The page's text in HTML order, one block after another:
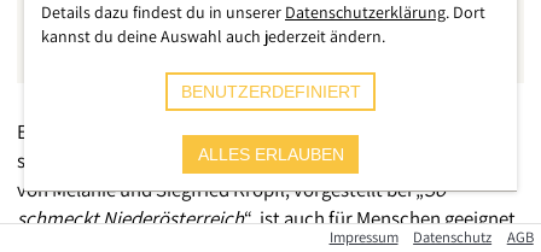
Es sind kleine Köstlichkeiten, die nicht nur in Winterzeiten
sehr beliebt sind: Kekse mit Rosinen und Hafer. Das Rezept
von Melanie und Siegfried Kröpfl, vorgestellt bei „So
schmeckt Niederösterreich“, ist auch für Menschen geeignet,
die keine Spitzenköche sind. Diese Zutaten benötigt man für
Impressum Datenschutz AGB
Details dazu findest du in unserer Datenschutzerklärung. Dort
kannst du deine Auswahl auch jederzeit ändern.
BENUTZERDEFINIERT
ALLES ERLAUBEN